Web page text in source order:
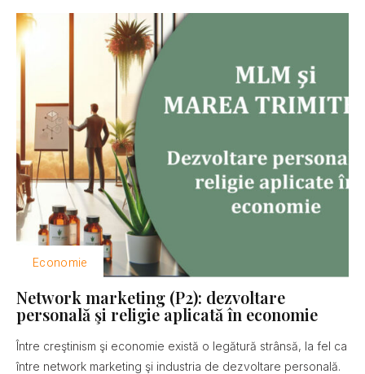
Economie
Network marketing (P2): dezvoltare
personală şi religie aplicată în economie
Între creştinism şi economie există o legătură strânsă, la fel ca
între network marketing şi industria de dezvoltare personală.